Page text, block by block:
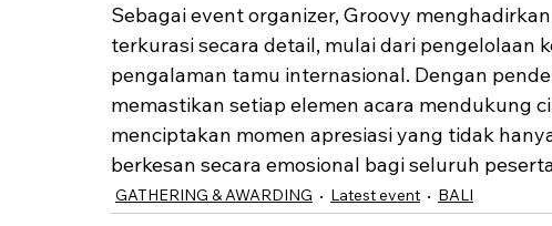
Sebagai event organizer, Groovy
terkurasi secara detail, mulai dari pengelolaan
pengalaman tamu internasional. Dengan
memastikan setiap elemen acara mendukung
menciptakan momen apresiasi yang tidak
berkesan secara emosional bagi seluruh
GATHERING & AWARDING Latest event BALI